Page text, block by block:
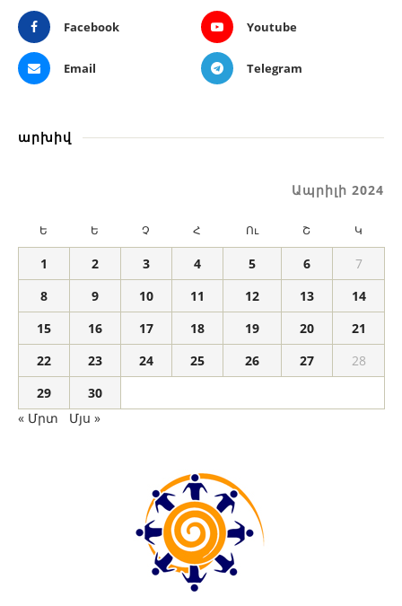
Facebook Youtube
Email Telegram
արխիվ
Ապրիլի 2024
Ե Ե Չ Հ Ու Շ Կ
1 2 3 4 5 6
7
8
9 10 11 12 13
14
15
16 17 18 19 20
21
22
23 24 25 26 27
28
29
30
« Մրտ
Մյս »